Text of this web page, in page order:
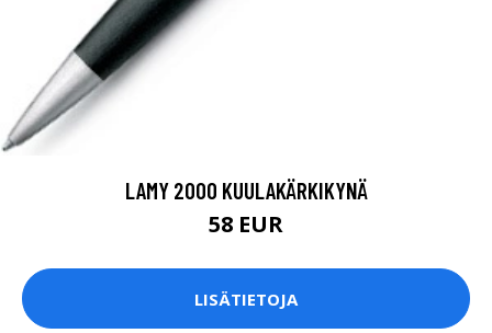
LAMY 2000 KUULAKÄRKIKYNÄ
58 EUR
LISÄTIETOJA